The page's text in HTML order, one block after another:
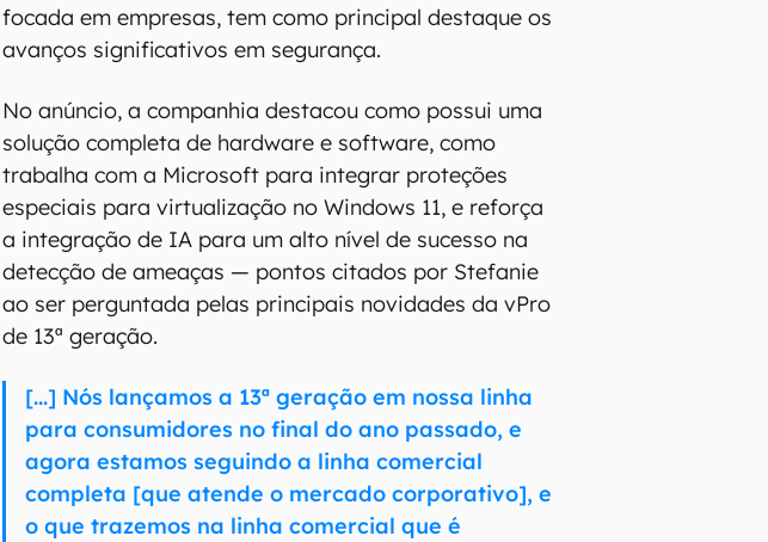
focada em empresas, tem como principal destaque os
avanços significativos em segurança.
No anúncio, a companhia destacou como possui uma
solução completa de hardware e software, como
trabalha com a Microsoft para integrar proteções
especiais para virtualização no Windows 11, e reforça
a integração de IA para um alto nível de sucesso na
detecção de ameaças — pontos citados por Stefanie
ao ser perguntada pelas principais novidades da vPro
de 13ª geração.
[...] Nós lançamos a 13ª geração em nossa linha
para consumidores no final do ano passado, e
agora estamos seguindo a linha comercial
completa [que atende o mercado corporativo], e
o que trazemos na linha comercial que é